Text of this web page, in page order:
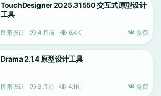
TouchDesigner 2025.31550 交互式原型设计
工具
图形设计 4 月前 6.4K 免费
Drama 2.1.4 原型设计工具
图形设计 6 月前 4.1K 免费